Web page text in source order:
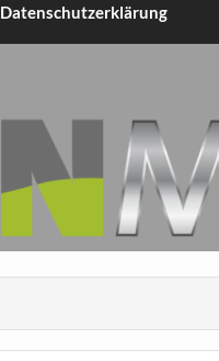
Datenschutzerklärung